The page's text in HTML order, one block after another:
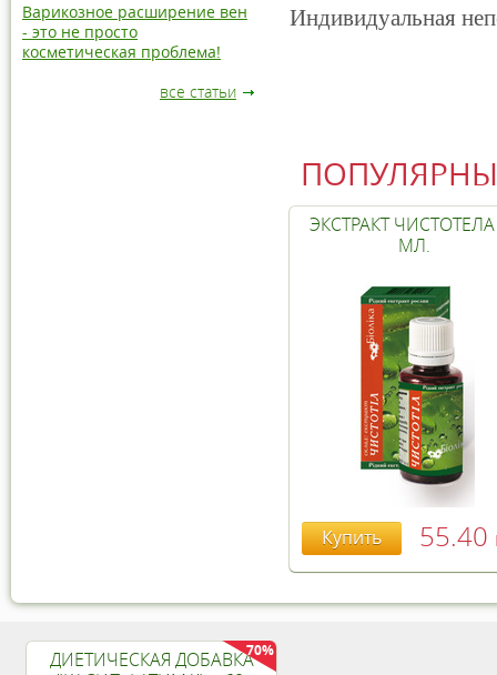
Индивидуальная
ЭКСТРАКТ
МЛ.
Купить 55.40
Варикозное расширение вен
- это не просто
косметическая проблема!
все статьи
ДИЕТИЧЕСКАЯ ДОБАВКА70%